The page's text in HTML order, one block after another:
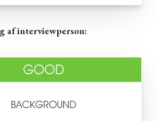
af interviewperson: